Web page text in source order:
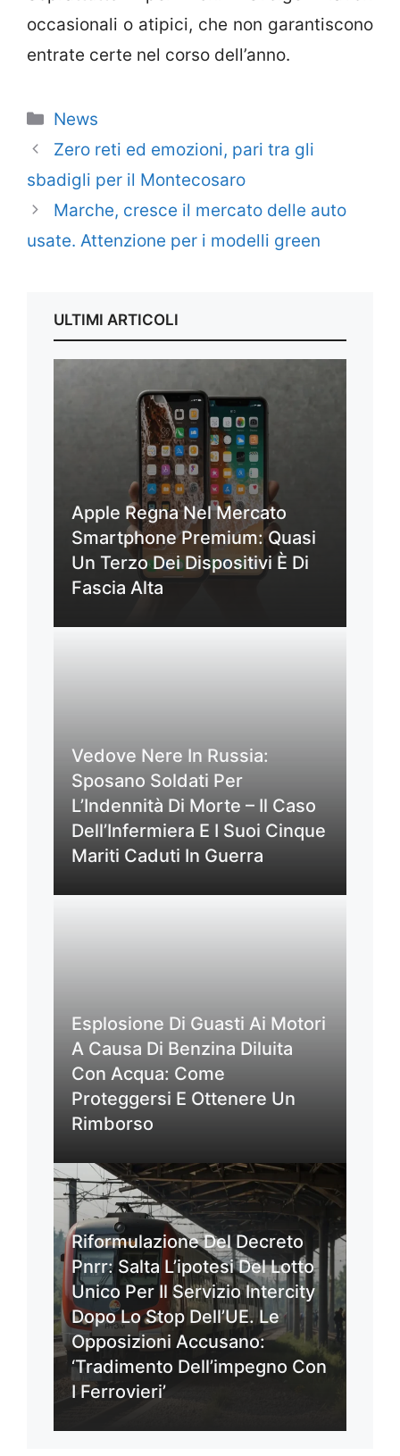
occasionali o atipici, che non garantiscono
entrate certe nel corso dell’anno.
Categorie
News
Zero reti ed emozioni, pari tra gli
sbadigli per il Montecosaro
Marche, cresce il mercato delle auto
usate. Attenzione per i modelli green
ULTIMI ARTICOLI
Apple Regna Nel Mercato
Smartphone Premium: Quasi
Un Terzo Dei Dispositivi È Di
Fascia Alta
Vedove Nere In Russia:
Sposano Soldati Per
L’Indennità Di Morte – Il Caso
Dell’Infermiera E I Suoi Cinque
Mariti Caduti In Guerra
Esplosione Di Guasti Ai Motori
A Causa Di Benzina Diluita
Con Acqua: Come
Proteggersi E Ottenere Un
Rimborso
Riformulazione Del Decreto
Pnrr: Salta L’ipotesi Del Lotto
Unico Per Il Servizio Intercity
Dopo Lo Stop Dell’UE. Le
Opposizioni Accusano:
‘Tradimento Dell’impegno Con
I Ferrovieri’